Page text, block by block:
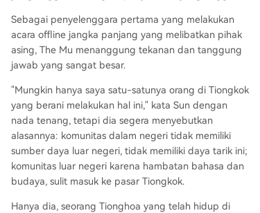
Sebagai penyelenggara pertama yang melakukan
acara offline jangka panjang yang melibatkan pihak
asing, The Mu menanggung tekanan dan tanggung
jawab yang sangat besar.
"Mungkin hanya saya satu-satunya orang di Tiongkok
yang berani melakukan hal ini," kata Sun dengan
nada tenang, tetapi dia segera menyebutkan
alasannya: komunitas dalam negeri tidak memiliki
sumber daya luar negeri, tidak memiliki daya tarik ini;
komunitas luar negeri karena hambatan bahasa dan
budaya, sulit masuk ke pasar Tiongkok.
Hanya dia, seorang Tionghoa yang telah hidup di